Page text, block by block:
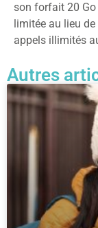
son forfait 20 Go
limitée au lieu
appels illimités
Autres